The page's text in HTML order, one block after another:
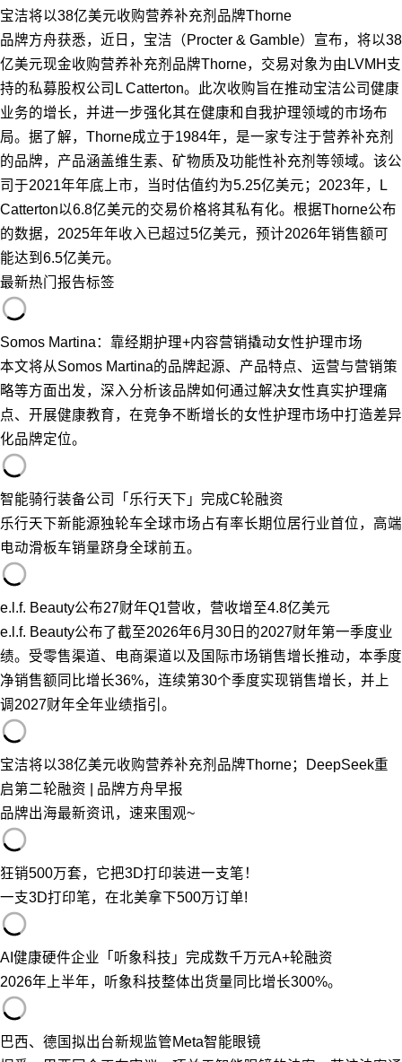
宝洁将以38亿美元收购营养补充剂品牌Thorne
品牌方舟获悉，近日，宝洁（Procter & Gamble）宣布，将以38
亿美元现金收购营养补充剂品牌Thorne，交易对象为由LVMH支
持的私募股权公司L Catterton。此次收购旨在推动宝洁公司健康
业务的增长，并进一步强化其在健康和自我护理领域的市场布
局。据了解，Thorne成立于1984年，是一家专注于营养补充剂
的品牌，产品涵盖维生素、矿物质及功能性补充剂等领域。该公
司于2021年年底上市，当时估值约为5.25亿美元；2023年，L
Catterton以6.8亿美元的交易价格将其私有化。根据Thorne公布
的数据，2025年年收入已超过5亿美元，预计2026年销售额可
能达到6.5亿美元。
最新热门 报告标签
Somos Martina：靠经期护理+内容营销撬动女性护理市场
本文将从Somos Martina的品牌起源、产品特点、运营与营销策
略等方面出发，深入分析该品牌如何通过解决女性真实护理痛
点、开展健康教育，在竞争不断增长的女性护理市场中打造差异
化品牌定位。
智能骑行装备公司「乐行天下」完成C轮融资
乐行天下新能源独轮车全球市场占有率长期位居行业首位，高端
电动滑板车销量跻身全球前五。
e.l.f. Beauty公布27财年Q1营收，营收增至4.8亿美元
e.l.f. Beauty公布了截至2026年6月30日的2027财年第一季度业
绩。受零售渠道、电商渠道以及国际市场销售增长推动，本季度
净销售额同比增长36%，连续第30个季度实现销售增长，并上
调2027财年全年业绩指引。
宝洁将以38亿美元收购营养补充剂品牌Thorne；DeepSeek重
启第二轮融资 | 品牌方舟早报
品牌出海最新资讯，速来围观~
狂销500万套，它把3D打印装进一支笔！
一支3D打印笔，在北美拿下500万订单!
AI健康硬件企业「听象科技」完成数千万元A+轮融资
2026年上半年，听象科技整体出货量同比增长300%。
巴西、德国拟出台新规监管Meta智能眼镜